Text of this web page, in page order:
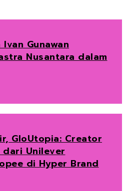
Gunawan
Nusantara dalam
GloUtopia: Creator
Unilever
di Hyper Brand